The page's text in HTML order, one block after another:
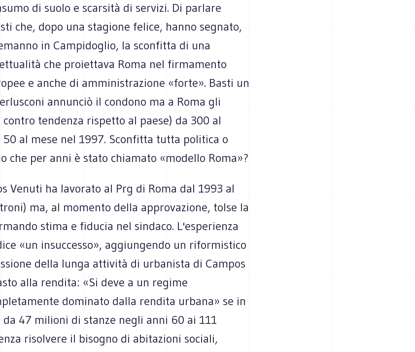
di suolo e scarsità di servizi. Di parlare
che, dopo una stagione felice, hanno segnato,
in Campidoglio, la sconfitta di una
che proiettava Roma nel firmamento
e anche di amministrazione «forte». Basti un
annunciò il condono ma a Roma gli
contro tendenza rispetto al paese) da 300 al
50 al mese nel 1997. Sconfitta tutta politica o
che per anni è stato chiamato «modello Roma»?
Venuti ha lavorato al Prg di Roma dal 1993 al
ma, al momento della approvazione, tolse la
stima e fiducia nel sindaco. L'esperienza
«un insuccesso», aggiungendo un riformistico
della lunga attività di urbanista di Campos
alla rendita: «Si deve a un regime
dominato dalla rendita urbana» se in
da 47 milioni di stanze negli anni 60 ai 111
risolvere il bisogno di abitazioni sociali,